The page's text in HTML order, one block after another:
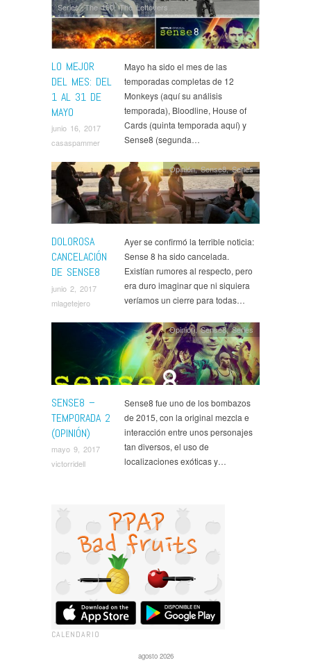
LO MEJOR
DEL MES: DEL
1 AL 31 DE
MAYO
junio 16, 2017
casaspammer
Series,The 100,The Leftovers
Mayo ha sido el mes de las
temporadas completas de 12
Monkeys (aquí su análisis
temporada), Bloodline, House of
Cards (quinta temporada aquí) y
Sense8 (segunda…
DOLOROSA
CANCELACIÓN
DE SENSE8
junio 2, 2017
mlagetejero
Opinión,Sense8,Series
Ayer se confirmó la terrible noticia:
Sense 8 ha sido cancelada.
Existían rumores al respecto, pero
era duro imaginar que ni siquiera
veríamos un cierre para todas…
SENSE8 –
TEMPORADA 2
(OPINIÓN)
mayo 9, 2017
victorridell
Opinión,Sense8,Series
Sense8 fue uno de los bombazos
de 2015, con la original mezcla e
interacción entre unos personajes
tan diversos, el uso de
localizaciones exóticas y…
CALENDARIO
agosto 2026